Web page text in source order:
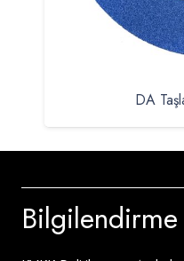
DA
Bilgilendirme